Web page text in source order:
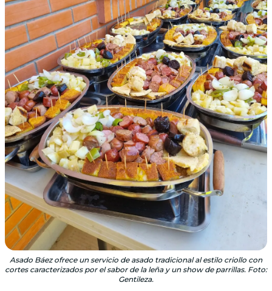
Asado Báez ofrece un servicio de asado tradicional al estilo criollo con
cortes caracterizados por el sabor de la leña y un show de parrillas. Foto:
Gentileza.